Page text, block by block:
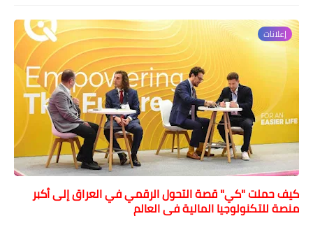
إعلانات
كيف حملت "كي" قصة التحول الرقمي في العراق إلى أكبر
منصة للتكنولوجيا المالية في العالم